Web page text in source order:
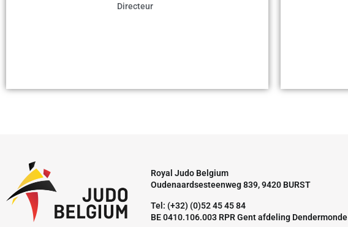
Directeur
Royal Judo Belgium
Oudenaardsesteenweg 839, 9420 BURST
Tel: (+32) (0)52 45 45 84
BE 0410.106.003 RPR Gent afdeling Dendermonde